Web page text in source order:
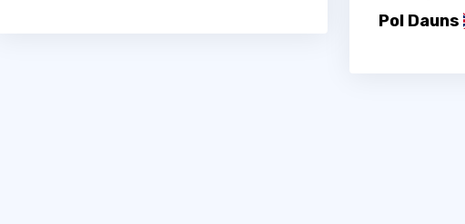
Pol Dauns